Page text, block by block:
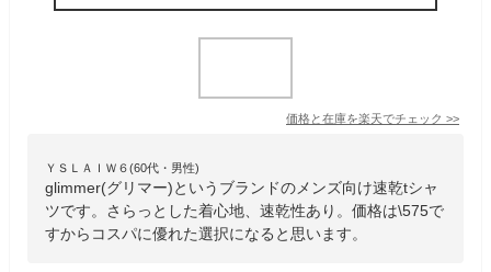
価格と在庫を楽天でチェック >>
ＹＳＬＡＩＷ６(60代・男性)
glimmer(グリマー)というブランドのメンズ向け速乾tシャ
ツです。さらっとした着心地、速乾性あり。価格は\575で
すからコスパに優れた選択になると思います。